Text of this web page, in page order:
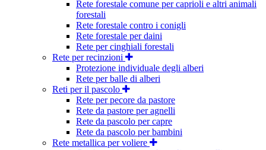
Rete forestale comune per caprioli e altri animali
forestali
Rete forestale contro i conigli
Rete forestale per daini
Rete per cinghiali forestali
Rete per recinzioni
Protezione individuale degli alberi
Rete per balle di alberi
Reti per il pascolo
Rete per pecore da pastore
Rete da pastore per agnelli
Rete da pascolo per capre
Rete da pascolo per bambini
Rete metallica per voliere